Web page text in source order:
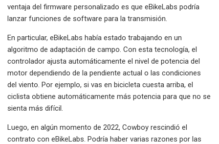
ventaja del firmware personalizado es que eBikeLabs podría
lanzar funciones de software para la transmisión.
En particular, eBikeLabs había estado trabajando en un
algoritmo de adaptación de campo. Con esta tecnología, el
controlador ajusta automáticamente el nivel de potencia del
motor dependiendo de la pendiente actual o las condiciones
del viento. Por ejemplo, si vas en bicicleta cuesta arriba, el
ciclista obtiene automáticamente más potencia para que no se
sienta más difícil.
Luego, en algún momento de 2022, Cowboy rescindió el
contrato con eBikeLabs. Podría haber varias razones por las